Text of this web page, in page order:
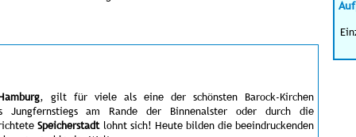
, gilt für viele als eine der schönsten Barock-Kirchen
Jungfernstiegs am Rande der Binnenalster oder durch die
Speicherstadtlohnt sich! Heute bilden die beeindruckenden